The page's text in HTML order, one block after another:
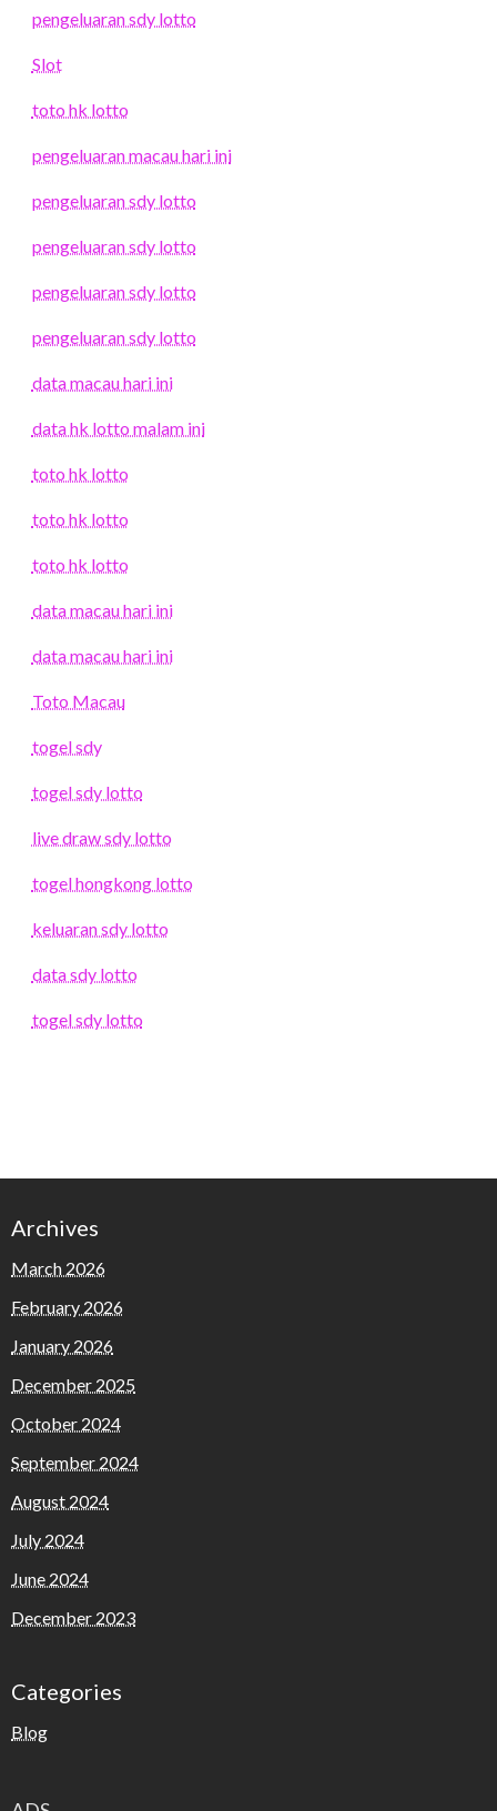
pengeluaran sdy lotto
Slot
toto hk lotto
pengeluaran macau hari ini
pengeluaran sdy lotto
pengeluaran sdy lotto
pengeluaran sdy lotto
pengeluaran sdy lotto
data macau hari ini
data hk lotto malam ini
toto hk lotto
toto hk lotto
toto hk lotto
data macau hari ini
data macau hari ini
Toto Macau
togel sdy
togel sdy lotto
live draw sdy lotto
togel hongkong lotto
keluaran sdy lotto
data sdy lotto
togel sdy lotto
Archives
March 2026
February 2026
January 2026
December 2025
October 2024
September 2024
August 2024
July 2024
June 2024
December 2023
Categories
Blog